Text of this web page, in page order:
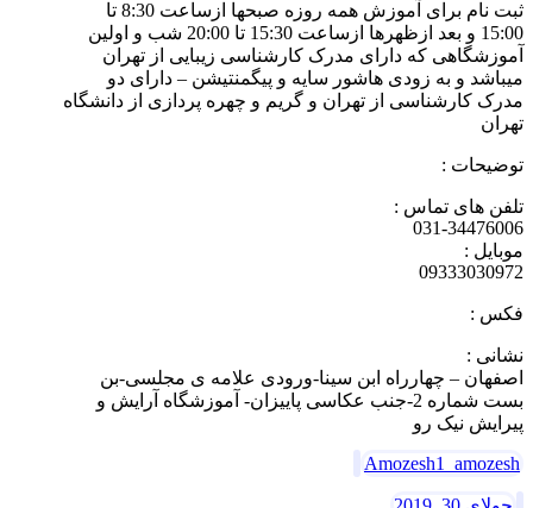
ثبت نام برای آموزش همه روزه صبحها ازساعت 8:30 تا
15:00 و بعد ازظهرها ازساعت 15:30 تا 20:00 شب و اولین
آموزشگاهی که دارای مدرک کارشناسی زیبایی از تهران
میباشد و به زودی هاشور سایه و پیگمنتیشن – دارای دو
مدرک کارشناسی از تهران و گریم و چهره پردازی از دانشگاه
تهران
توضیحات :
تلفن های تماس :
031-34476006
موبایل :
09333030972
فکس :
نشانی :
اصفهان – چهارراه ابن سینا-ورودی علامه ی مجلسی-بن
بست شماره 2-جنب عکاسی پاییزان- آموزشگاه آرایش و
پیرایش نیک رو
Amozesh1_amozesh